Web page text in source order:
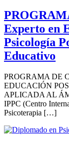
Experto en
Psicología
Educativo
PROGRAMA DE
EDUCACIÓN
APLICADA AL
IPPC (Centro
Psicoterapia […]